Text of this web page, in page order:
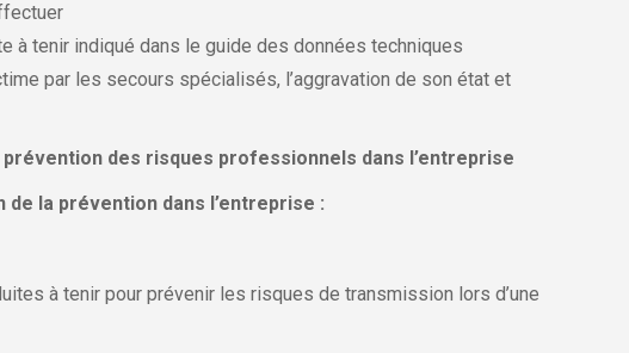
à tenir indiqué dans le guide des données techniques
par les secours spécialisés, l’aggravation de son état et
des risques professionnels dans l’entreprise
de la prévention dans l’entreprise :
à tenir pour prévenir les risques de transmission lors d’une